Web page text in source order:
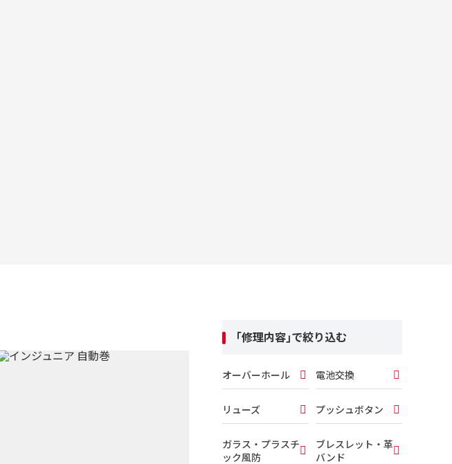
｢修理内容｣で絞り込む
オーバーホール 電池交換
リューズ プッシュボタン
ガラス・プラスチ
ック風防
ブレスレット・革
バンド